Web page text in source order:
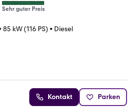
Sehr guter Preis
85 kW (116 PS) • Diesel
Kontakt Parken